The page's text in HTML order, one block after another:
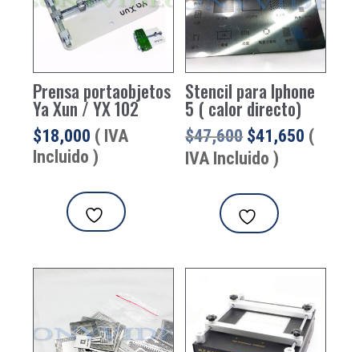
Prensa portaobjetos
Ya Xun / YX 102
$18,000 ( IVA
Incluido )
Stencil para Iphone
5 ( calor directo)
$47,600 El
precio
era:
$47,600.
$41,650 El
(
IVA Incluido )